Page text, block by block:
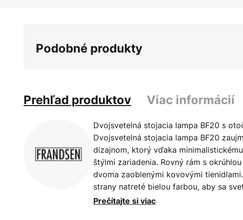
Podobné produkty
Prehľad produktov Viac informácií
Dvojsvetelná stojacia lampa BF20 s
Dvojsvetelná stojacia lampa BF20
dizajnom, ktorý vďaka
štýlmi zariadenia. Rovný rám s
dvoma zaoblenými kovovými
strany natreté bielou farbou, aby sa
odrážať. Smer tienidiel sa dá meniť aj
Prečítajte si viac